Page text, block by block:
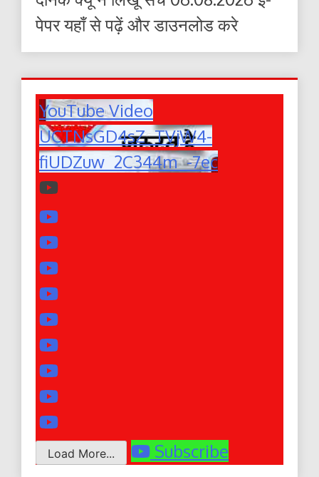
पेपर यहाँ से पढ़ें और डाउनलोड करे
YouTube Video
UCTNsGD4sZ_TVjW4-
fiUDZuw_2C344m_-7ec
Load More... Subscribe